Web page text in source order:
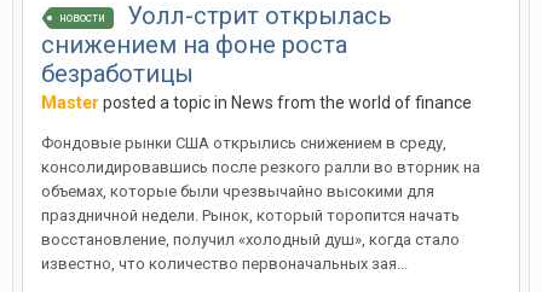
новости
Уолл-стрит открылась
снижением на фоне роста
безработицы
Master posted a topic in News from the world of finance
Фондовые рынки США открылись снижением в среду,
консолидировавшись после резкого ралли во вторник на
объемах, которые были чрезвычайно высокими для
праздничной недели. Рынок, который торопится начать
восстановление, получил «холодный душ», когда стало
известно, что количество первоначальных зая...